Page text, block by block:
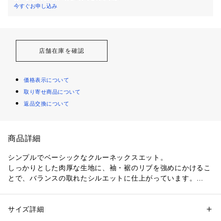
今すぐお申し込み
店舗在庫を確認
価格表示について
取り寄せ商品について
返品交換について
商品詳細
シンプルでベーシックなクルーネックスエット。
しっかりとした肉厚な生地に、袖・裾のリブを強めにかけるこ
とで、バランスの取れたシルエットに仕上がっています。
もおすすめです。
性別：レディース
サイズ詳細